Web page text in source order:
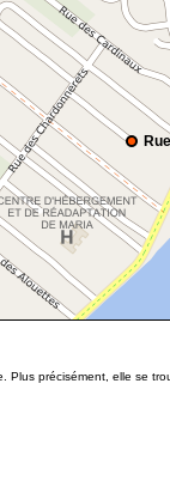
Plus précisément, elle se